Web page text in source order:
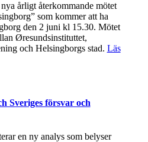
årligt återkommande mötet
som kommer att ha
den 2 juni kl 15.30. Mötet
Øresundsinstituttet,
och Helsingborgs stad. Läs
Sveriges försvar och
en ny analys som belyser